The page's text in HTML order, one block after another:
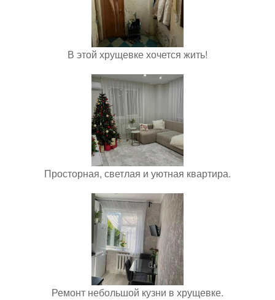
В этой хрущевке хочется жить!
Просторная, светлая и уютная квартира.
Ремонт небольшой кузни в хрущевке.